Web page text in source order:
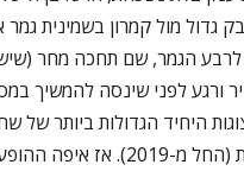
ישראל עד גיל 19 לקאמבק גדול מול קמרון
ורגע לפני שינסה להמשיך
"ספורטס רבי" לדרג את 7 תצוגות היחיד הגדולות
בנבחרות הצעירות בשנים האחרונות